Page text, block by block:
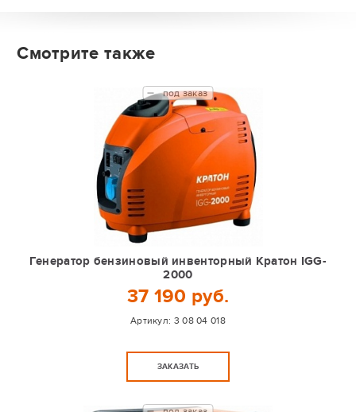
Смотрите также
Генератор бензиновый инвенторный Кратон IGG-
2000
37 190 руб.
Артикул: 3 08 04 018
под заказ
ЗАКАЗАТЬ